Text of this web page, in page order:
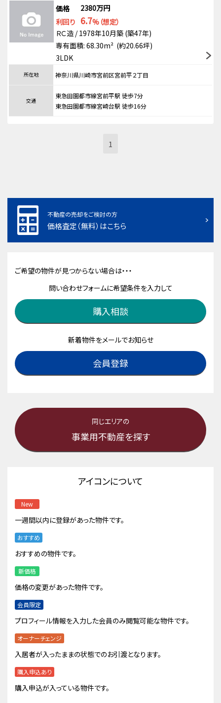
価格
2380万円
利回り 6.7%（想定）
ＲＣ造 / 1978年10月築 (築47年)
専有面積: 68.30m² (約20.66坪)
3LDK
所在地 神奈川県川崎市宮前区宮前平２丁目
交通
東急田園都市線宮前平駅 徒歩7分
東急田園都市線宮崎台駅 徒歩16分
1
不動産の売却をご検討の方
価格査定（無料）はこちら
ご希望の物件が見つからない場合は・・・
問い合わせフォームに希望条件を入力して
購入相談
新着物件をメールでお知らせ
会員登録
同じエリアの
事業用不動産を探す
アイコンについて
New
一週間以内に登録があった物件です。
おすすめ
おすすめの物件です。
新価格
価格の変更があった物件です。
会員限定
プロフィール情報を入力した会員のみ閲覧可能な物件です。
オーナーチェンジ
入居者が入ったままの状態でのお引渡となります。
購入申込あり
購入申込が入っている物件です。